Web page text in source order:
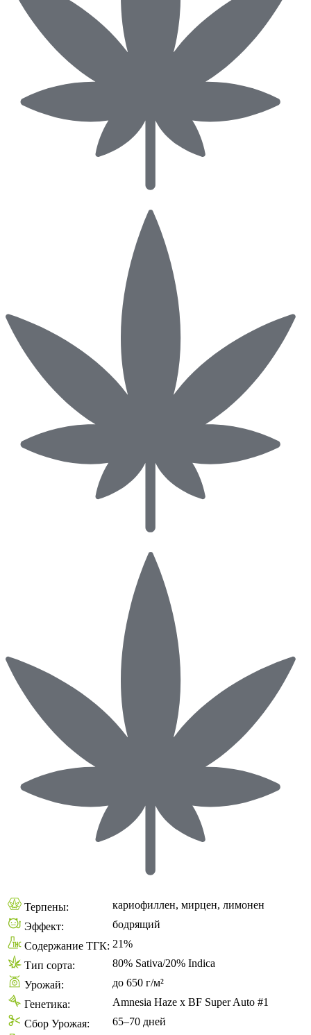
Терпены:
кариофиллен, мирцен, лимонен
Эффект:
бодрящий
Содержание ТГК: 21%
Тип сорта:
80% Sativa/20% Indica
Урожай:
до 650 г/м²
Генетика:
Amnesia Haze x BF Super Auto #1
Сбор Урожая:
65–70 дней